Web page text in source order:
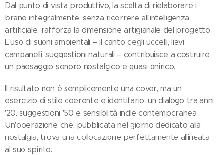
Dal punto di vista produttivo, la scelta di rielaborare il
brano integralmente, senza ricorrere all'intelligenza
artificiale, rafforza la dimensione artigianale del progetto.
L'uso di suoni ambientali – il canto degli uccelli, lievi
campanelli, suggestioni naturali – contribuisce a costruire
un paesaggio sonoro nostalgico e quasi onirico.
Il risultato non è semplicemente una cover, ma un
esercizio di stile coerente e identitario: un dialogo tra anni
'20, suggestioni '50 e sensibilità indie contemporanea.
Un'operazione che, pubblicata nel giorno dedicato alla
nostalgia, trova una collocazione perfettamente allineata
al suo spirito.